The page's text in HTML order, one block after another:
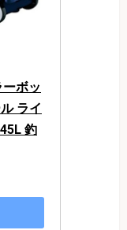
ボッ
ライ
釣